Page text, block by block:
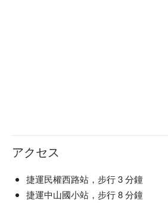
アクセス
捷運民權西路站，步行 3 分鐘
捷運中山國小站，步行 8 分鐘